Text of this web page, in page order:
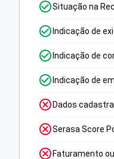
Situação na
Indicação de
Indicação de
Indicação de
Dados
Serasa Score
Faturamento